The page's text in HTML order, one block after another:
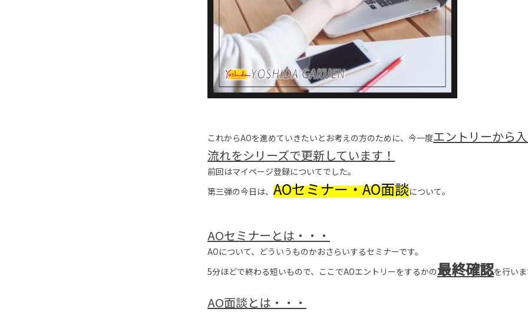
これからAOを進めていきたいとお考えの方のために、今一度エントリーから
流れをシリーズで更新しています！
前回はマイページ登録についてでした。
第三弾の今日は、 AOセミナー・AO面談について。
AOセミナーとは・・・
AOについて、どういうものかおさらいするセミナーです。
5分ほどで終わる短いもので、ここでAOエントリーをするかの最終確認を行い
AO面談とは・・・